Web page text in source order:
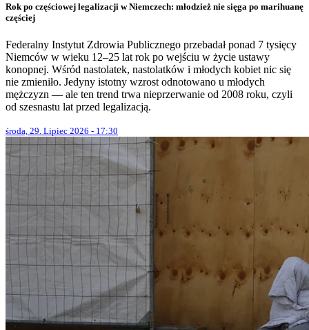
Rok po częściowej legalizacji w Niemczech: młodzież nie sięga po marihuanę
częściej
Federalny Instytut Zdrowia Publicznego przebadał ponad 7 tysięcy
Niemców w wieku 12–25 lat rok po wejściu w życie ustawy
konopnej. Wśród nastolatek, nastolatków i młodych kobiet nic się
nie zmieniło. Jedyny istotny wzrost odnotowano u młodych
mężczyzn — ale ten trend trwa nieprzerwanie od 2008 roku, czyli
od szesnastu lat przed legalizacją.
środa, 29. Lipiec 2026 - 17:30